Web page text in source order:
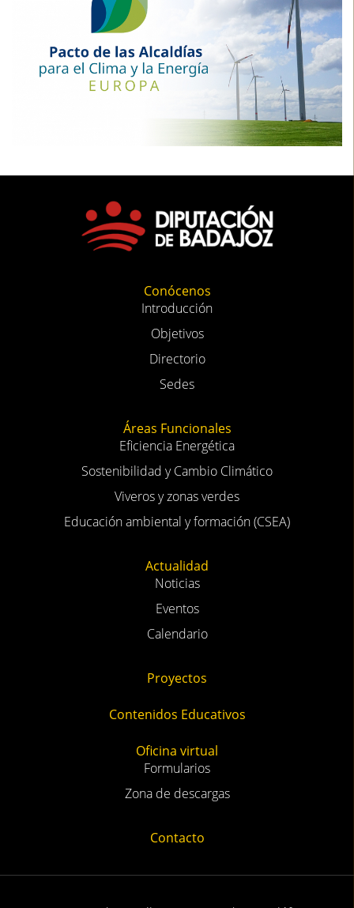
Conócenos
Introducción
Objetivos
Directorio
Sedes
Áreas Funcionales
Eficiencia Energética
Sostenibilidad y Cambio Climático
Viveros y zonas verdes
Educación ambiental y formación (CSEA)
Actualidad
Noticias
Eventos
Calendario
Proyectos
Contenidos Educativos
Oficina virtual
Formularios
Zona de descargas
Contacto